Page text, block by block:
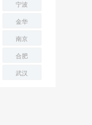
宁波
金华
南京
合肥
武汉